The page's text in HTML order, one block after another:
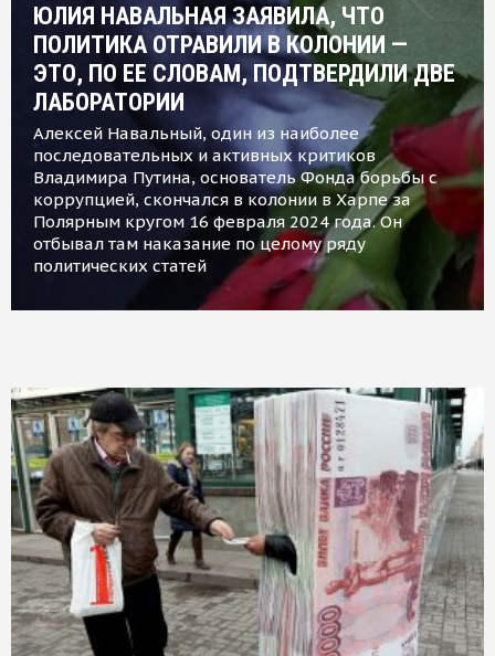
ЮЛИЯ НАВАЛЬНАЯ ЗАЯВИЛА, ЧТО
ПОЛИТИКА ОТРАВИЛИ В КОЛОНИИ —
ЭТО, ПО ЕЕ СЛОВАМ, ПОДТВЕРДИЛИ ДВЕ
ЛАБОРАТОРИИ
Алексей Навальный, один из наиболее
последовательных и активных критиков
Владимира Путина, основатель Фонда борьбы с
коррупцией, скончался в колонии в Харпе за
Полярным кругом 16 февраля 2024 года. Он
отбывал там наказание по целому ряду
политических статей